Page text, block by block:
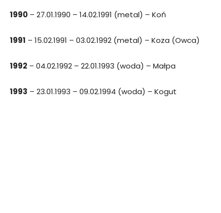
1990 – 27.01.1990 – 14.02.1991 (metal) – Koń
1991 – 15.02.1991 – 03.02.1992 (metal) – Koza (Owca)
1992 – 04.02.1992 – 22.01.1993 (woda) – Małpa
1993 – 23.01.1993 – 09.02.1994 (woda) – Kogut